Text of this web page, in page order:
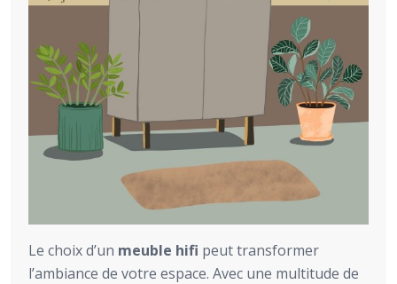
Le choix d’un meuble hifi peut transformer
l’ambiance de votre espace. Avec une multitude de